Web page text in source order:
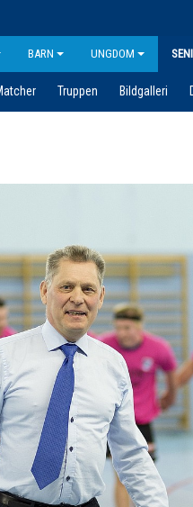
BARN UNGDOM
Truppen Bildgalleri